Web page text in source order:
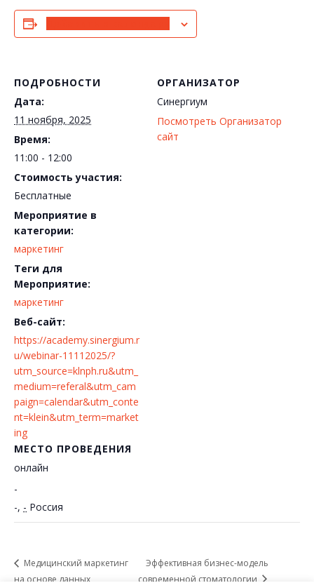
ПОДРОБНОСТИ
Дата:
11 ноября, 2025
Время:
11:00 - 12:00
Стоимость участия:
Бесплатные
Мероприятие в
категории:
маркетинг
Теги для
Мероприятие:
маркетинг
Веб-сайт:
https://academy.sinergium.r
u/webinar-11112025/?
utm_source=klnph.ru&utm_
medium=referal&utm_cam
paign=calendar&utm_conte
nt=klein&utm_term=market
ing
МЕСТО ПРОВЕДЕНИЯ
онлайн
-
-, - Россия
ОРГАНИЗАТОР
Синергиум
Посмотреть Организатор
сайт
Медицинский маркетинг
на основе данных
Эффективная бизнес-модель
современной стоматологии